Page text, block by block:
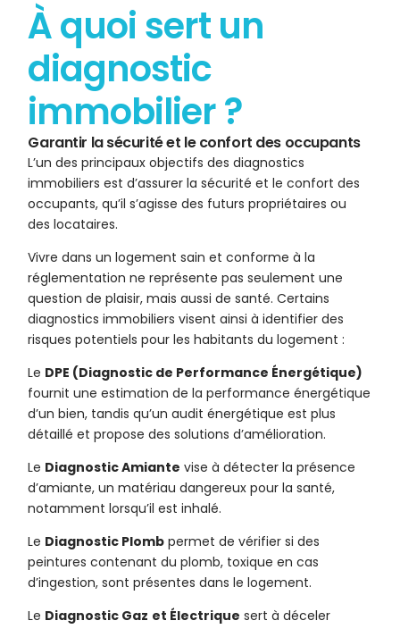
À quoi sert un
diagnostic
immobilier ?
Garantir la sécurité et le confort des occupants
L’un des principaux objectifs des diagnostics
immobiliers est d’assurer la sécurité et le confort des
occupants, qu’il s’agisse des futurs propriétaires ou
des locataires.
Vivre dans un logement sain et conforme à la
réglementation ne représente pas seulement une
question de plaisir, mais aussi de santé. Certains
diagnostics immobiliers visent ainsi à identifier des
risques potentiels pour les habitants du logement :
Le DPE (Diagnostic de Performance Énergétique)
fournit une estimation de la performance énergétique
d’un bien, tandis qu’un audit énergétique est plus
détaillé et propose des solutions d’amélioration.
Le Diagnostic Amiante vise à détecter la présence
d’amiante, un matériau dangereux pour la santé,
notamment lorsqu’il est inhalé.
Le Diagnostic Plomb permet de vérifier si des
peintures contenant du plomb, toxique en cas
d’ingestion, sont présentes dans le logement.
Le Diagnostic Gaz et Électrique sert à déceler